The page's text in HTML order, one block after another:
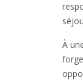
À